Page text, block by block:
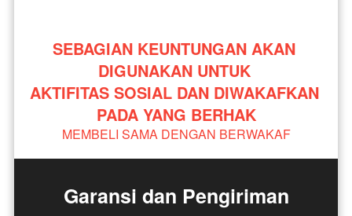
SEBAGIAN KEUNTUNGAN AKAN
DIGUNAKAN UNTUK
AKTIFITAS SOSIAL DAN DIWAKAFKAN
PADA YANG BERHAK
MEMBELI SAMA DENGAN BERWAKAF
Garansi dan Pengiriman